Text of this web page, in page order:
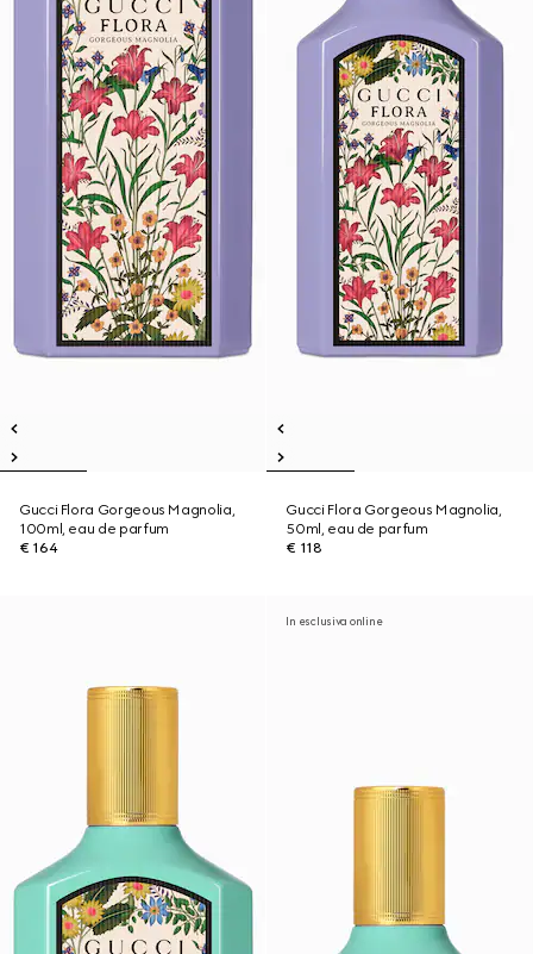
Gucci Flora Gorgeous Magnolia,
100ml, eau de parfum
€ 164
Gucci Flora Gorgeous Magnolia,
50ml, eau de parfum
€ 118
In esclusiva online